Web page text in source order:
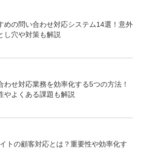
めの問い合わせ対応システム14選！意外
し穴や対策も解説
わせ対応業務を効率化する5つの方法！
やよくある課題も解説
トの顧客対応とは？重要性や効率化す